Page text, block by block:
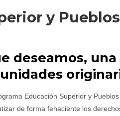
y Pueblos
deseamos,
Educación Superior y
de forma fehaciente los